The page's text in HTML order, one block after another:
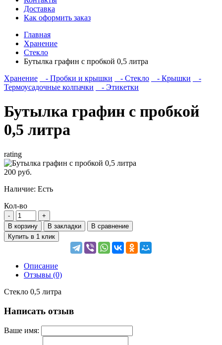
Доставка
Как оформить заказ
Главная
Хранение
Стекло
Бутылка графин с пробкой 0,5 литра
Хранение
- Пробки и крышки - Стекло - Крышки
-
Термоусадочные колпачки
- Этикетки
Бутылка графин с пробкой
0,5 литра
rating
200 руб.
Наличие: Есть
Кол-во
В корзину В закладки
В сравнение
Купить в 1 клик
Описание
Отзывы (0)
Стекло 0,5 литра
Написать отзыв
Ваше имя: